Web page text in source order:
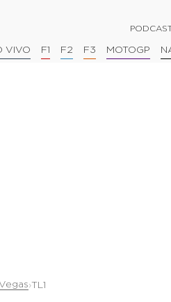
VIVO F1 F2 F3 MOTOGP
›TL1